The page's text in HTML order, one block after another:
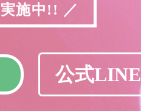
施中!! ／
公式LINE